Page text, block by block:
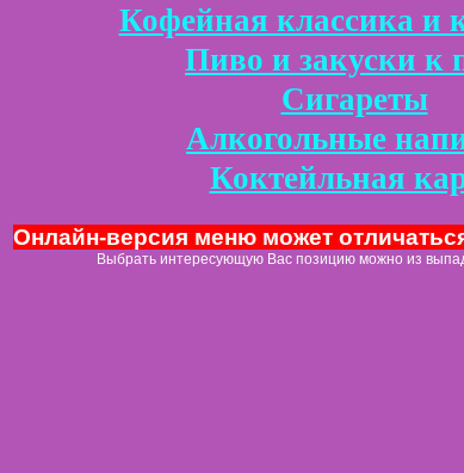
Кофейная классика и
Пиво и закуски к
Сигареты
Алкогольные
Коктейльная
Онлайн-версия меню может
Выбрать интересующую Вас позицию можно из